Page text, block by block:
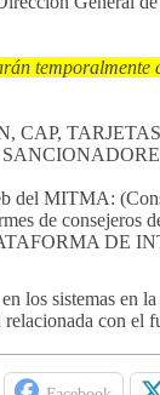
CAP,
del MITMA:
de
DE
los sistemas en
con el